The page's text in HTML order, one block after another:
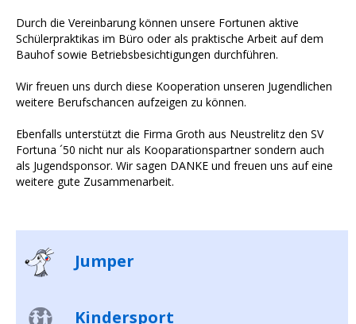
Durch die Vereinbarung können unsere Fortunen aktive
Schülerpraktikas im Büro oder als praktische Arbeit auf dem
Bauhof sowie Betriebsbesichtigungen durchführen.
Wir freuen uns durch diese Kooperation unseren Jugendlichen
weitere Berufschancen aufzeigen zu können.
Ebenfalls unterstützt die Firma Groth aus Neustrelitz den SV
Fortuna ´50 nicht nur als Kooparationspartner sondern auch
als Jugendsponsor. Wir sagen DANKE und freuen uns auf eine
weitere gute Zusammenarbeit.
Jumper
Kindersport